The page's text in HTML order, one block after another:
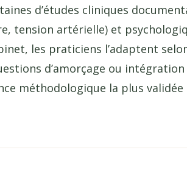
d’études cliniques
tension artérielle) et
les praticiens l’adaptent
d’amorçage ou intégration
méthodologique la plus